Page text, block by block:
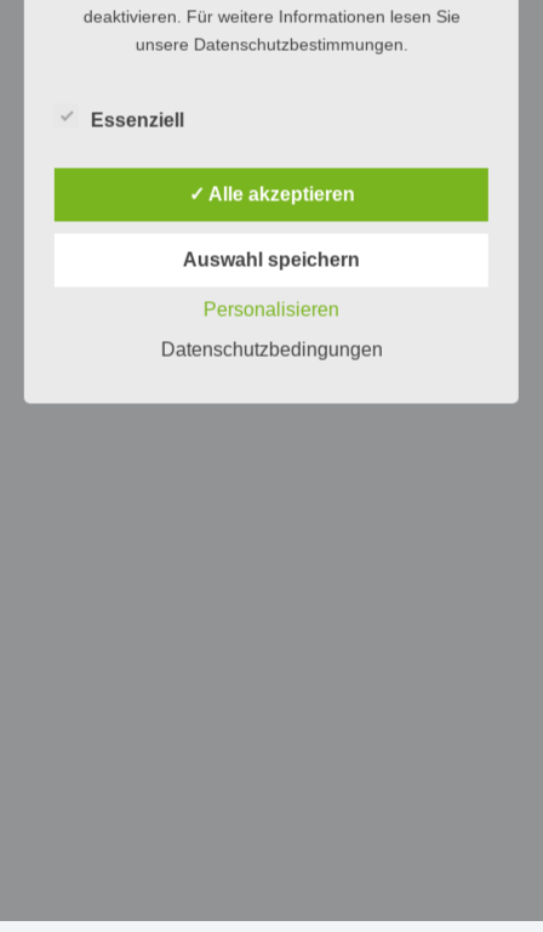
deaktivieren. Für weitere Informationen lesen Sie
unsere Datenschutzbestimmungen.
Essenziell
✓ Alle akzeptieren
Auswahl speichern
Personalisieren
Datenschutzbedingungen